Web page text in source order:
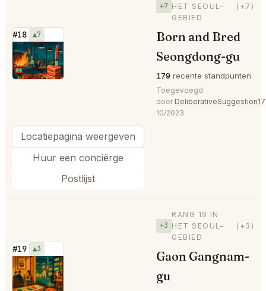
#18 ▲7
⭐
+7 HET SEOUL-
GEBIED
(+7)
Born and Bred
Seongdong-gu
179 recente standpunten
Toegevoegd
door DeliberativeSuggestion17
10/2023
Locatiepagina weergeven
Huur een conciërge
Postlijst
#19 ▲3
⭐
+3
RANG 19 IN
HET SEOUL-
GEBIED
(+3)
Gaon Gangnam-
gu